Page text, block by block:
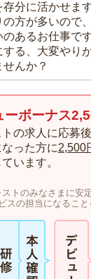
存分に活かせま
の方が多いので
のあるお仕事で
する、大変やり
せんか？
ーボーナス
の求人に応募
った方に2,500
ています。
トのみなさまに安
スの担当になること